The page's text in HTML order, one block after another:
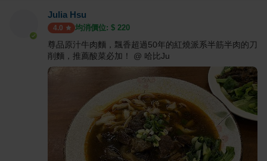
Julia Hsu
4.0 均消價位: $ 220
尊品原汁牛肉麵，飄香超過50年的紅燒派系半筋半肉的刀
削麵，推薦酸菜必加！ @ 哈比Ju